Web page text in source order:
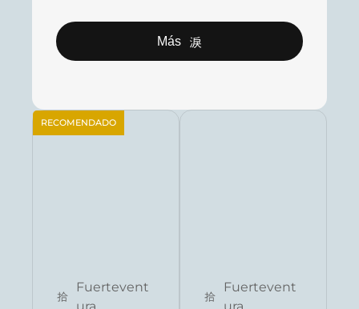
Más
RECOMENDADO
Fuertevent
Fuertevent